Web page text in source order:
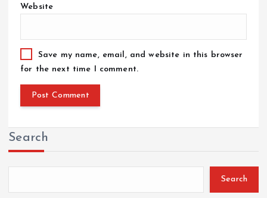
Website
Save my name, email, and website in this browser
for the next time I comment.
Search
Search